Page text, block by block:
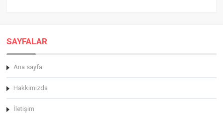
SAYFALAR
Ana sayfa
Hakkimizda
İletişim